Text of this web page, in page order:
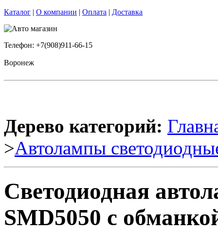
Каталог | О компании | Оплата | Доставка
Телефон: +7(908)911-66-15
Воронеж
Дерево категорий:
>Автолампы
Светодиодная
SMD5050 с